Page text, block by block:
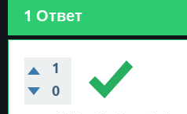
1 Ответ
1
0